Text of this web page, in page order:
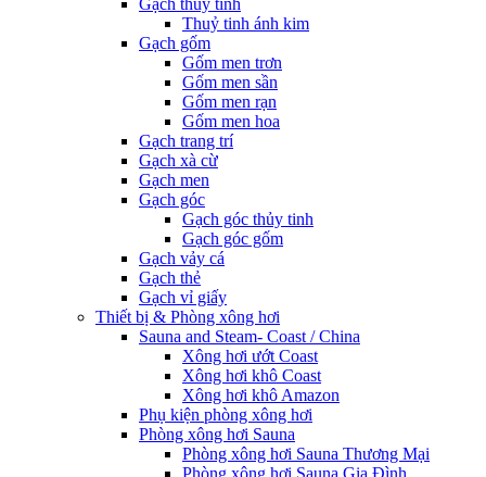
Gạch thuỷ tinh
Thuỷ tinh ánh kim
Gạch gốm
Gốm men trơn
Gốm men sần
Gốm men rạn
Gốm men hoa
Gạch trang trí
Gạch xà cừ
Gạch men
Gạch góc
Gạch góc thủy tinh
Gạch góc gốm
Gạch vảy cá
Gạch thẻ
Gạch vỉ giấy
Thiết bị & Phòng xông hơi
Sauna and Steam- Coast / China
Xông hơi ướt Coast
Xông hơi khô Coast
Xông hơi khô Amazon
Phụ kiện phòng xông hơi
Phòng xông hơi Sauna
Phòng xông hơi Sauna Thương Mại
Phòng xông hơi Sauna Gia Đình